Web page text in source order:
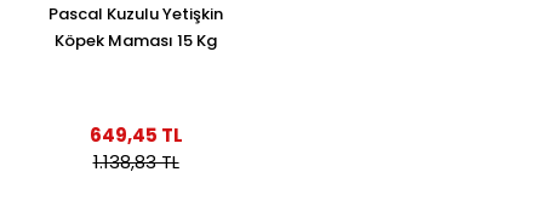
Pascal Kuzulu Yetişkin
Köpek Maması 15 Kg
649,45 TL
1.138,83 TL